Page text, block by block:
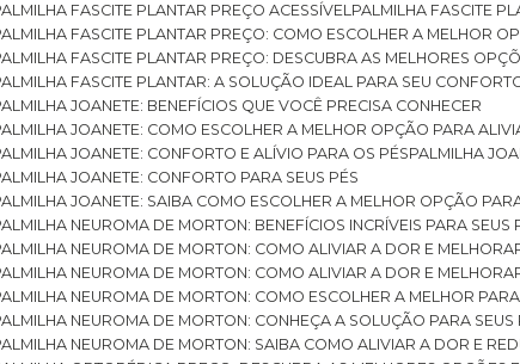
PALMILHA FASCITE PLANTAR PREÇO ACESSÍVEL PALMILHA FASCITE
PALMILHA FASCITE PLANTAR PREÇO: COMO ESCOLHER A MELHOR
PALMILHA FASCITE PLANTAR PREÇO: DESCUBRA AS MELHORES
PALMILHA FASCITE PLANTAR: A SOLUÇÃO IDEAL PARA SEU
PALMILHA JOANETE: BENEFÍCIOS QUE VOCÊ PRECISA CONHECER
PALMILHA JOANETE: COMO ESCOLHER A MELHOR OPÇÃO PARA
PALMILHA JOANETE: CONFORTO E ALÍVIO PARA OS PÉS
PALMILHA
PALMILHA JOANETE: CONFORTO PARA SEUS PÉS
PALMILHA JOANETE: SAIBA COMO ESCOLHER A MELHOR OPÇÃO
PALMILHA NEUROMA DE MORTON: BENEFÍCIOS INCRÍVEIS PARA SEUS
PALMILHA NEUROMA DE MORTON: COMO ALIVIAR A DOR E
PALMILHA NEUROMA DE MORTON: COMO ALIVIAR A DOR E
PALMILHA NEUROMA DE MORTON: COMO ESCOLHER A MELHOR
PALMILHA NEUROMA DE MORTON: CONHEÇA A SOLUÇÃO PARA SEUS
PALMILHA NEUROMA DE MORTON: SAIBA COMO ALIVIAR A DOR E